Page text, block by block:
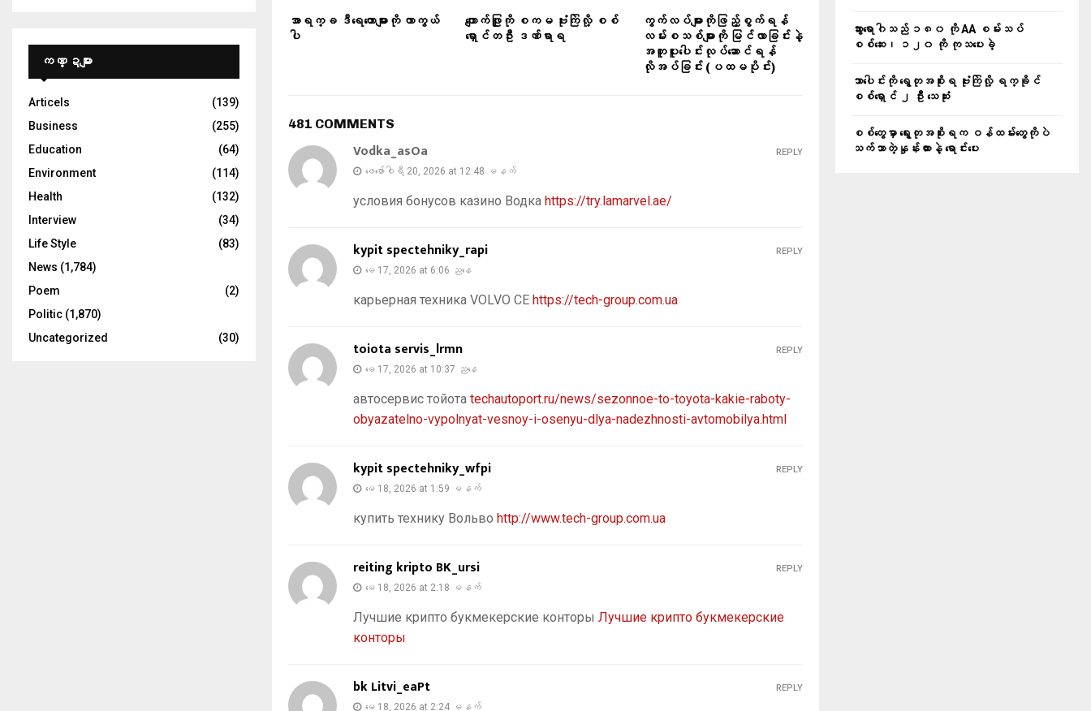
အာရက္ခ ဒီရေတောများကို ကာကွယ်
ပါ
ကျောက်ဖြူကို စကမ ဗုံးကြဲလို့ စစ်
ရှောင်တဦး ဒဏ်ရာရ
ကွက်လပ်များကိုဖြည့်စွက်ရန်
လမ်းစသစ်များကို မြင်လာခြင်းနဲ့
အတူပူးပေါင်းလုပ်ဆောင်ရန်
လိုအပ်ခြင်း (ပထမပိုင်း)
481 COMMENTS
Vodka_asOa
ဖေ‌ဖော်ဝါရီ 20, 2026 at 12:48 မနက်
условия бонусов казино Водка https://try.lamarvel.ae/
REPLY
kypit spectehniky_rapi
မေ 17, 2026 at 6:06 ညနေ
карьерная техника VOLVO CE https://tech-group.com.ua
REPLY
toiota servis_lrmn
မေ 17, 2026 at 10:37 ညနေ
автосервис тойота techautoport.ru/news/sezonnoe-to-toyota-kakie-raboty-
obyazatelno-vypolnyat-vesnoy-i-osenyu-dlya-nadezhnosti-avtomobilya.html
REPLY
kypit spectehniky_wfpi
မေ 18, 2026 at 1:59 မနက်
купить технику Вольво http://www.tech-group.com.ua
REPLY
reiting kripto BK_ursi
မေ 18, 2026 at 2:18 မနက်
Лучшие крипто букмекерские конторы Лучшие крипто букмекерские
конторы
REPLY
bk Litvi_eaPt
မေ 18, 2026 at 2:24 မနက်
REPLY
ကဏ္ဍများ
Articels
(139)
Business
(255)
Education
(64)
Environment
(114)
Health
(132)
Interview
(34)
Life Style
(83)
News (1,784)
Poem
(2)
Politic (1,870)
Uncategorized
(30)
သွားရောဂါသည် ၁၈၀ ကို AA စမ်းသပ်
စစ်ဆေး၊ ၁၂၀ ကို ကုသပေးခဲ့
သာပေါင်းကို ရွေတုအစိုးရ ဗုံးကြဲလို့ ရက္ခိုင်
စစ်ရှောင် ၂ ဦး သေဆုံး
စစ်တွေမှာ ရွေးတုအစိုးရက ဝန်ထမ်းတွေကိုပဲ
သက်သာတဲ့နှုန်းထားနဲ့ ရောင်းပေး